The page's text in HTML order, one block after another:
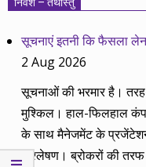
सूचनाएं इतनी कि फैसला
2 Aug 2026
सूचनाओं की भरमार है।
मुश्किल। हाल-फिलहाल
के साथ मैनेजमेंट के
विश्लेषण। ब्रोकरों की